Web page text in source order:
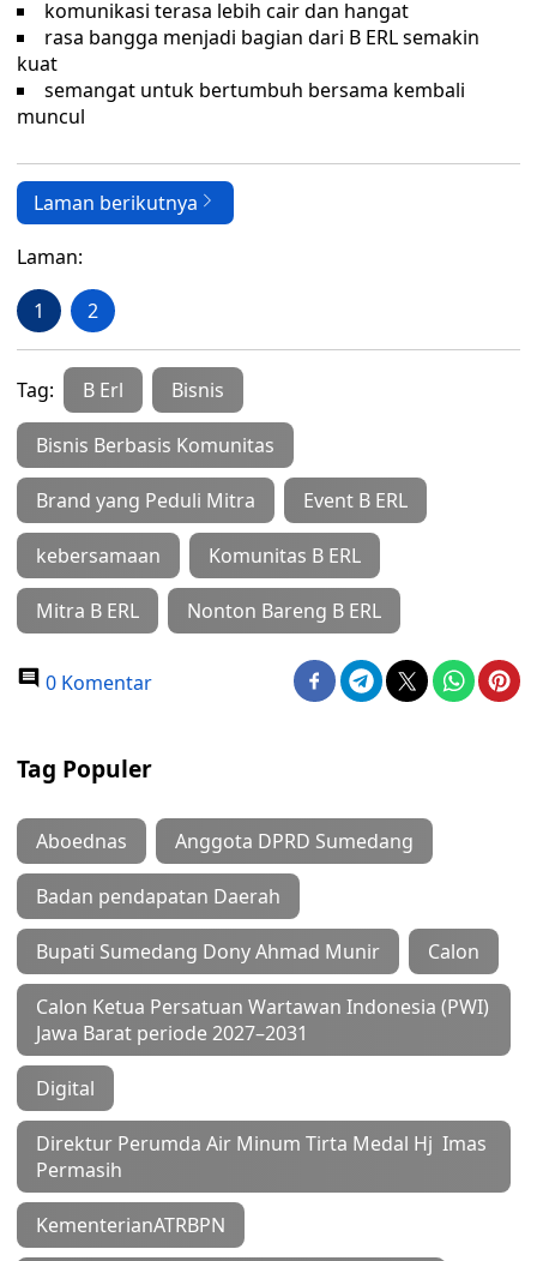
komunikasi terasa lebih cair dan hangat
rasa bangga menjadi bagian dari B ERL semakin
kuat
semangat untuk bertumbuh bersama kembali
muncul
Laman berikutnya
Laman:
1 2
Tag: B Erl Bisnis
Bisnis Berbasis Komunitas
Brand yang Peduli Mitra Event B ERL
kebersamaan Komunitas B ERL
Mitra B ERL Nonton Bareng B ERL
0 Komentar
Tag Populer
Aboednas Anggota DPRD Sumedang
Badan pendapatan Daerah
Bupati Sumedang Dony Ahmad Munir Calon
Calon Ketua Persatuan Wartawan Indonesia (PWI)
Jawa Barat periode 2027–2031
Digital
Direktur Perumda Air Minum Tirta Medal Hj Imas
Permasih
KementerianATRBPN